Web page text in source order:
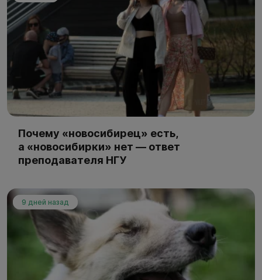
Почему «новосибирец» есть,
а «новосибирки» нет — ответ
преподавателя НГУ
9 дней назад